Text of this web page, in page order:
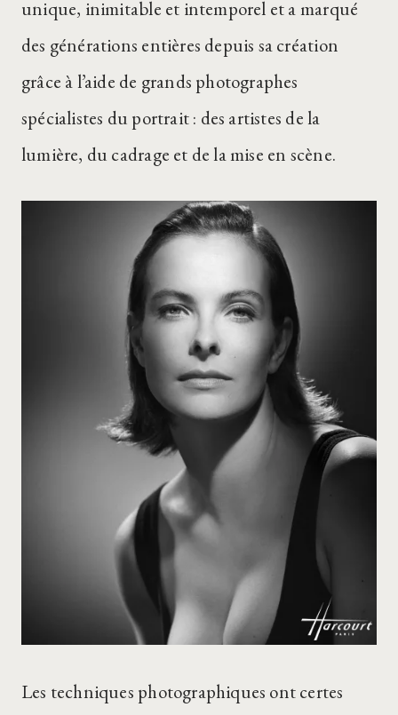
unique, inimitable et intemporel et a marqué
des générations entières depuis sa création
grâce à l’aide de grands photographes
spécialistes du portrait : des artistes de la
lumière, du cadrage et de la mise en scène.
Les techniques photographiques ont certes